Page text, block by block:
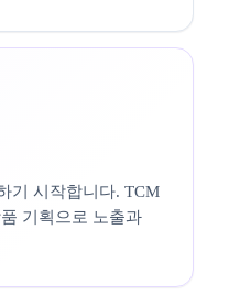
기 시작합니다. TCM
기획으로 노출과